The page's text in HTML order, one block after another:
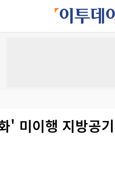
' 미이행 지방공